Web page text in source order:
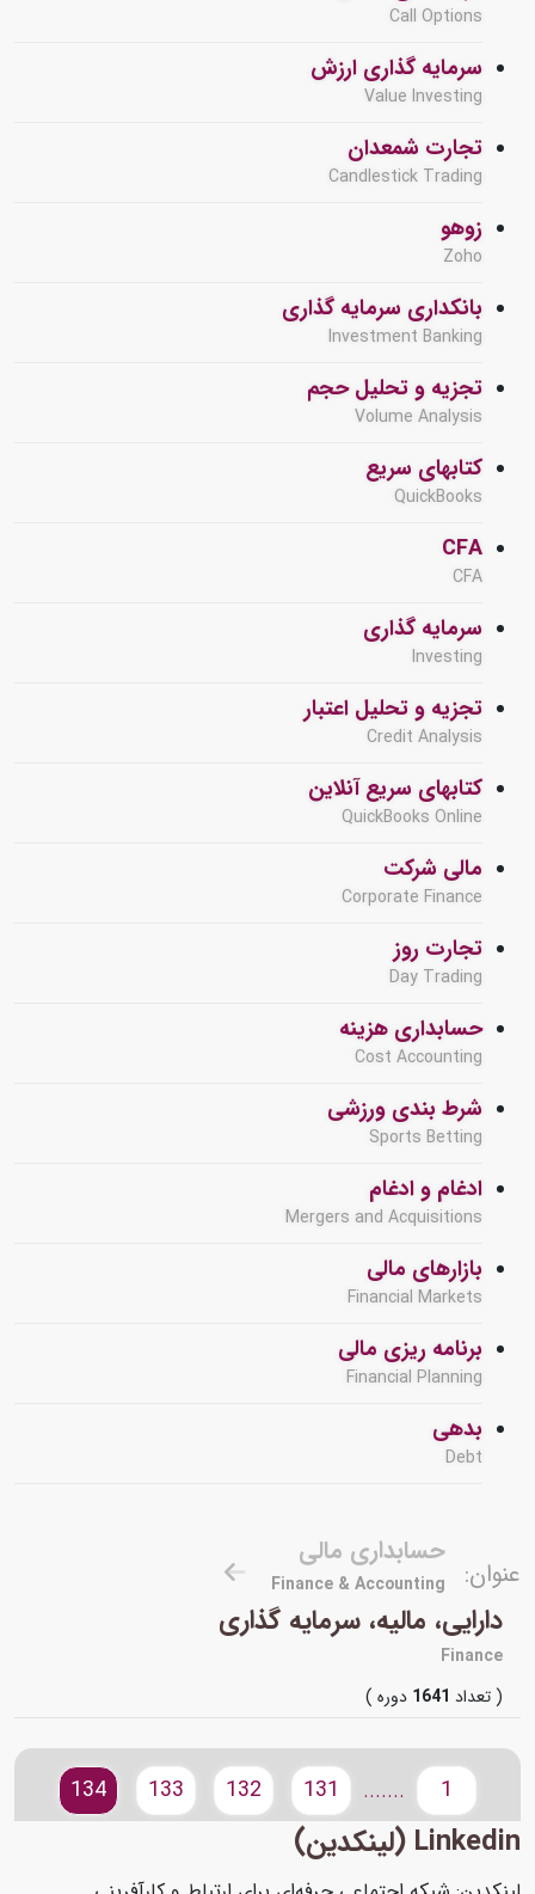
Call Options
سرمایه گذاری ارزش
Value Investing
تجارت شمعدان
Candlestick Trading
زوهو
Zoho
بانکداری سرمایه گذاری
Investment Banking
تجزیه و تحلیل حجم
Volume Analysis
کتابهای سریع
QuickBooks
CFA
CFA
سرمایه گذاری
Investing
تجزیه و تحلیل اعتبار
Credit Analysis
کتابهای سریع آنلاین
QuickBooks Online
مالی شرکت
Corporate Finance
تجارت روز
Day Trading
حسابداری هزینه
Cost Accounting
شرط بندی ورزشی
Sports Betting
ادغام و ادغام
Mergers and Acquisitions
بازارهای مالی
Financial Markets
برنامه ریزی مالی
Financial Planning
بدهی
Debt
عنوان:
حسابداری مالی
Finance & Accounting
دارایی، مالیه، سرمایه گذاری
Finance
( تعداد1641 دوره )
.......
131
132
133
134
Linkedin (لینکدین)